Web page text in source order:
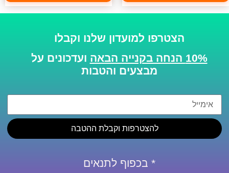
הצטרפו למועדון שלנו וקבלו
10% הנחה בקנייה הבאה
ועדכונים על
מבצעים והטבות
להצטרפות וקבלת ההטבה
* בכפוף לתנאים